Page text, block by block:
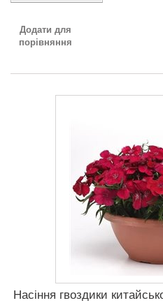
Додати для
порівняння
Насіння гвоздики